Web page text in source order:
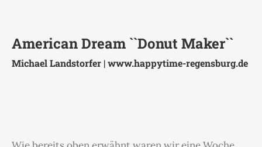
American Dream ``Donut Maker``
Michael Landstorfer |www.happytime-regensburg.de